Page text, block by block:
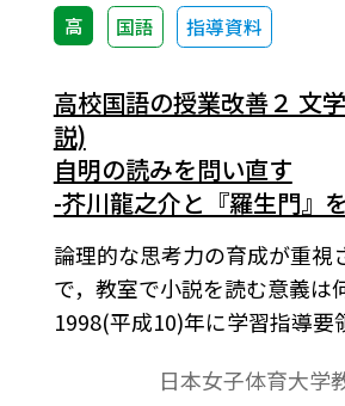
高 国語 指導資料
高校国語の授業改善２ 文
説)
自明の読みを問い直す
-芥川龍之介と『羅生門』
論理的な思考力の育成が重視
で，教室で小説を読む意義は
1998(平成10)年に学習指導要
された。確かに文学偏重は
日本女子体育大